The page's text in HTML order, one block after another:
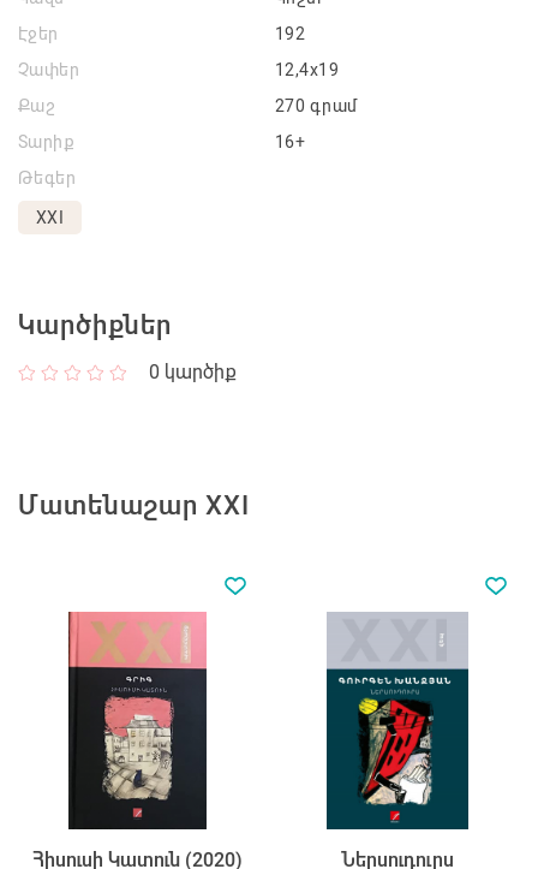
Էջեր
192
Չափեր
12,4x19
Քաշ
270 գրամ
Տարիք
16+
Թեգեր
XXI
Կարծիքներ
0 կարծիք
Մատենաշար XXI
Հիսուսի Կատուն (2020) Ներսուդուրս